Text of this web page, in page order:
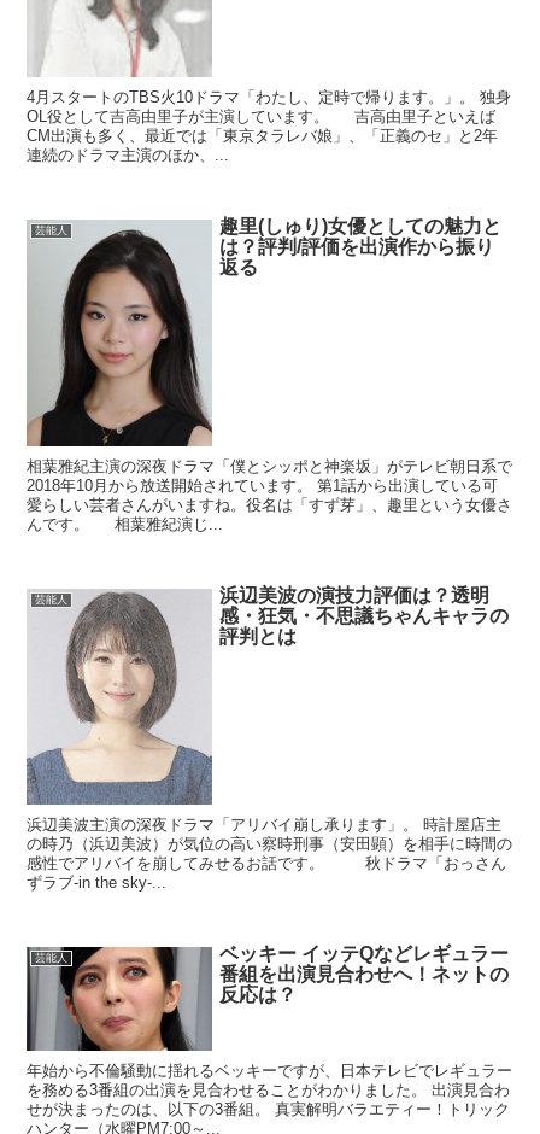
4月スタートのTBS火10ドラマ「わたし、定時で帰ります。」。 独身
OL役として吉高由里子が主演しています。 吉高由里子といえば
CM出演も多く、最近では「東京タラレバ娘」、「正義のセ」と2年
連続のドラマ主演のほか、...
芸能人
趣里(しゅり)女優としての魅力と
は？評判/評価を出演作から振り
返る
相葉雅紀主演の深夜ドラマ「僕とシッポと神楽坂」がテレビ朝日系で
2018年10月から放送開始されています。 第1話から出演している可
愛らしい芸者さんがいますね。役名は「すず芽」、趣里という女優さ
んです。 相葉雅紀演じ...
芸能人
浜辺美波の演技力評価は？透明
感・狂気・不思議ちゃんキャラの
評判とは
浜辺美波主演の深夜ドラマ「アリバイ崩し承ります」。 時計屋店主
の時乃（浜辺美波）が気位の高い察時刑事（安田顕）を相手に時間の
感性でアリバイを崩してみせるお話です。 秋ドラマ「おっさん
ずラブ-in the sky-...
芸能人
ベッキー イッテQなどレギュラー
番組を出演見合わせへ！ネットの
反応は？
年始から不倫騒動に揺れるベッキーですが、日本テレビでレギュラー
を務める3番組の出演を見合わせることがわかりました。 出演見合わ
せが決まったのは、以下の3番組。 真実解明バラエティー！トリック
ハンター（水曜PM7:00～...